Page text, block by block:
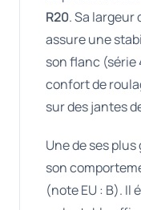
R20. Sa largeur
assure une
son flanc
confort de
sur des jantes
Une de ses
son
(note EU : B). Il